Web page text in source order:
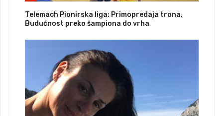
Telemach Pionirska liga: Primopredaja trona,
Budućnost preko šampiona do vrha